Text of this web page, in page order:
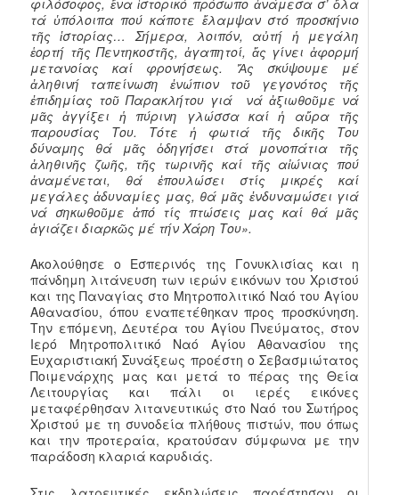
τά ὑπόλοιπα πού κάποτε ἔλαμψαν στό προσκήνιο
τῆς ἱστορίας… Σήμερα, λοιπόν, αὐτή ἡ μεγάλη
ἑορτή τῆς Πεντηκοστῆς, ἀγαπητοί, ἄς γίνει ἀφορμή
μετανοίας καί φρονήσεως. Ἄς σκύψουμε μέ
ἀληθινή ταπείνωση ἐνώπιον τοῦ γεγονότος τῆς
ἐπιδημίας τοῦ Παρακλήτου γιά νά ἀξιωθοῦμε νά
μᾶς ἀγγίξει ἡ πύρινη γλώσσα καί ἡ αὔρα τῆς
παρουσίας Του. Τότε ἡ φωτιά τῆς δικῆς Του
δύναμης θά μᾶς ὁδηγήσει στά μονοπάτια τῆς
ἀληθινῆς ζωῆς, τῆς τωρινῆς καί τῆς αἰώνιας πού
ἀναμένεται, θά ἐπουλώσει στίς μικρές καί
μεγάλες ἀδυναμίες μας, θά μᾶς ἐνδυναμώσει γιά
νά σηκωθοῦμε ἀπό τίς πτώσεις μας καί θά μᾶς
ἁγιάζει διαρκῶς μέ τήν Χάρη Του».
Ακολούθησε ο Εσπερινός της Γονυκλισίας και η
πάνδημη λιτάνευση των ιερών εικόνων του Χριστού
και της Παναγίας στο Μητροπολιτικό Ναό του Αγίου
Αθανασίου, όπου εναπετέθηκαν προς προσκύνηση.
Την επόμενη, Δευτέρα του Αγίου Πνεύματος, στον
Ιερό Μητροπολιτικό Ναό Αγίου Αθανασίου της
Ευχαριστιακή Συνάξεως προέστη ο Σεβασμιώτατος
Ποιμενάρχης μας και μετά το πέρας της Θεία
Λειτουργίας και πάλι οι ιερές εικόνες
μεταφέρθησαν λιτανευτικώς στο Ναό του Σωτήρος
Χριστού με τη συνοδεία πλήθους πιστών, που όπως
και την προτεραία, κρατούσαν σύμφωνα με την
παράδοση κλαριά καρυδιάς.